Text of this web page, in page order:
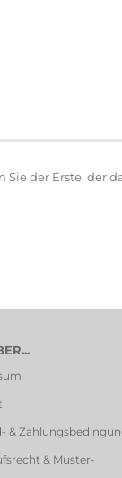
der Erste, der
&
& Muster-